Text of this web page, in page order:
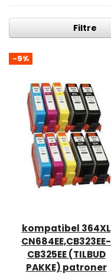
Filtre
-9%
kompatibel 364XL
CN684EE,CB323EE-
CB325EE (TILBUD
PAKKE) patroner